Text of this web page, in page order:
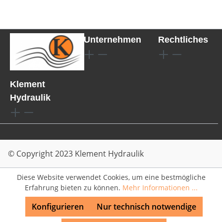
Klement
Hydraulik
Unternehmen Rechtliches
© Copyright 2023 Klement Hydraulik
Diese Website verwendet Cookies, um eine bestmögliche
Erfahrung bieten zu können. Mehr Informationen ...
Nur technisch notwendige
Konfigurieren